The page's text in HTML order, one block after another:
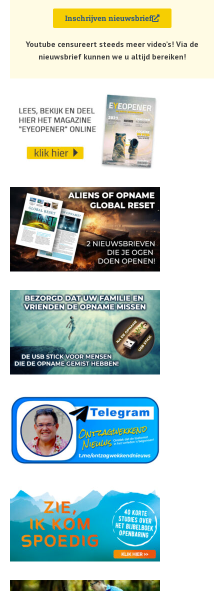
Inschrijven nieuwsbrief
Youtube censureert steeds meer video’s! Via de
nieuwsbrief kunnen we u altijd bereiken!